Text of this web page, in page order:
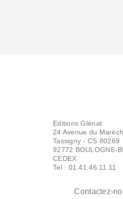
Editions Glénat
24 Avenue du
Tassigny - CS 80269
92772 BOULOGNE-
CEDEX
Tel : 01.41.46.11.11
Contactez-